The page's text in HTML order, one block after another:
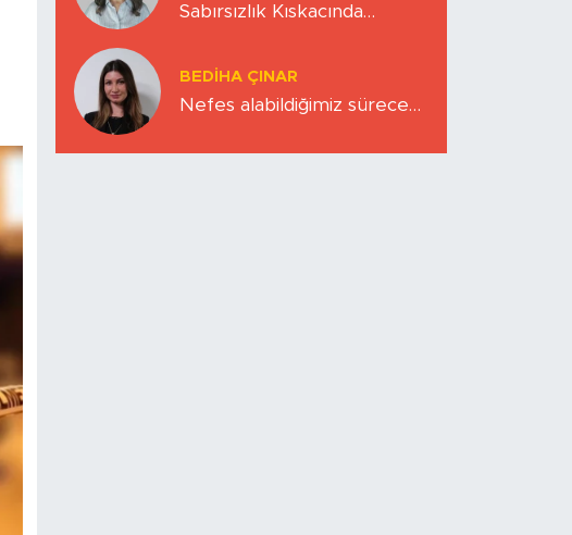
Sabırsızlık Kıskacında
BEDIHA ÇINAR
Nefes alabildiğimiz sürece…